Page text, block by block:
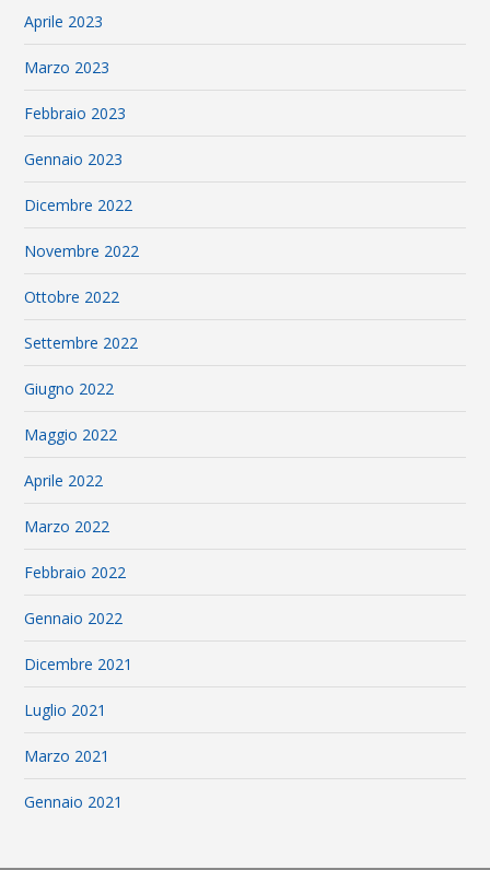
Aprile 2023
Marzo 2023
Febbraio 2023
Gennaio 2023
Dicembre 2022
Novembre 2022
Ottobre 2022
Settembre 2022
Giugno 2022
Maggio 2022
Aprile 2022
Marzo 2022
Febbraio 2022
Gennaio 2022
Dicembre 2021
Luglio 2021
Marzo 2021
Gennaio 2021